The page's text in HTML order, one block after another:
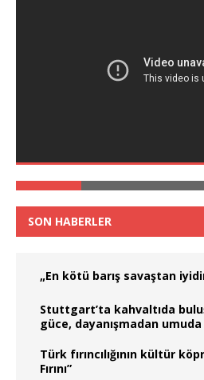
SON HABERLER
„En kötü barış savaştan
Stuttgart’ta kahvaltıda
güce, dayanışmadan umuda
Türk fırıncılığının kültür
Fırını”